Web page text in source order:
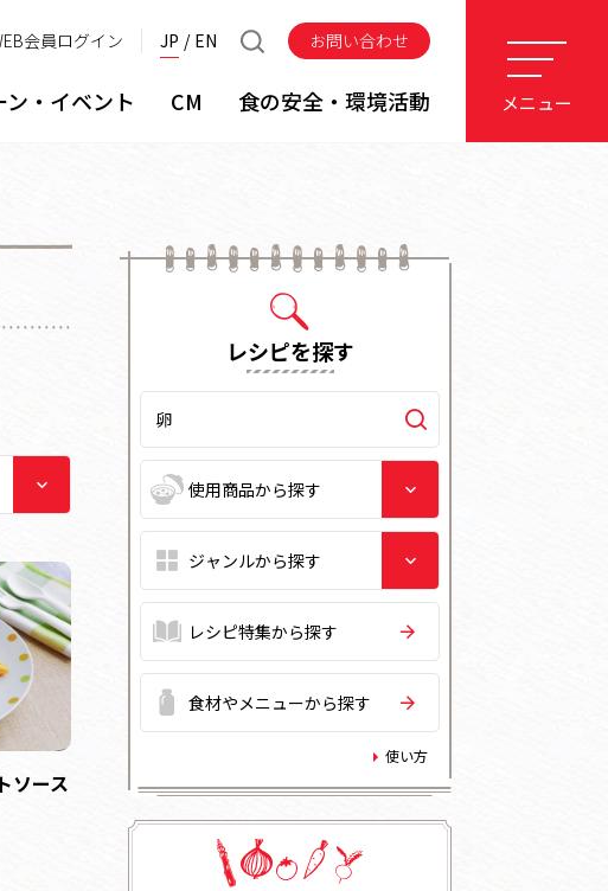
会員ログイン JP EN お問い合わせ
ン・イベント CM 食の安全・環境活動 メニュー
ソース
レシピを探す
レシピ特集から探す
食材やメニューから探す
使い方